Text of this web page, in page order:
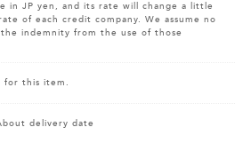
in JP yen, and its rate will change a little
of each credit company. We assume no
indemnity from the use of those
for this item.
delivery date